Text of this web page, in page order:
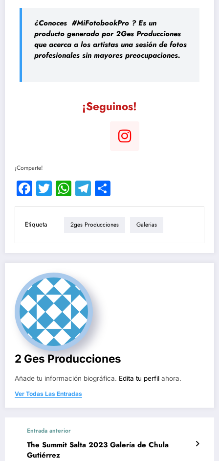
¿Conoces #MiFotobookPro ? Es un
producto generado por 2Ges Producciones
que acerca a los artistas una sesión de fotos
profesionales sin mayores preocupaciones.
¡Seguinos!
¡Comparte!
Facebook
TwitterWhatsApp
Telegram
Etiqueta 2ges Producciones Galerias
2 Ges Producciones
Añade tu información biográfica. Edita tu perfil ahora.
Ver Todas Las Entradas
Entrada anterior
The Summit Salta 2023 Galería de Chula
Gutiérrez